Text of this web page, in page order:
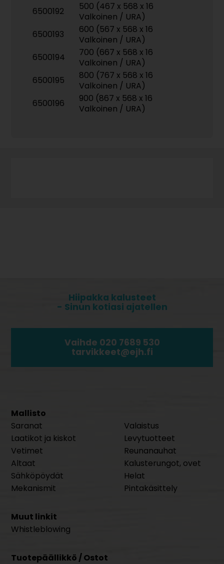
6500192
500 (467 x 568 x 16
Valkoinen / URA)
6500193
600 (567 x 568 x 16
Valkoinen / URA)
6500194
700 (667 x 568 x 16
Valkoinen / URA)
6500195
800 (767 x 568 x 16
Valkoinen / URA)
6500196
900 (867 x 568 x 16
Valkoinen / URA)
Hiipakka kalusteet
- Sinun kotiasi ajatellen
Vaihde 020 7689 530
tarvikkeet@ejh.fi
Mallisto
Saranat
Laatikot ja kiskot
Vetimet
Altaat
Sähköpöydät
Mekanismit
Valaistus
Levytuotteet
Reunanauhat
Kalusterungot, ovet
Helat
Pintakäsittely
Muut linkit
Whistleblowing
Tuotepäällikkö / Ostot